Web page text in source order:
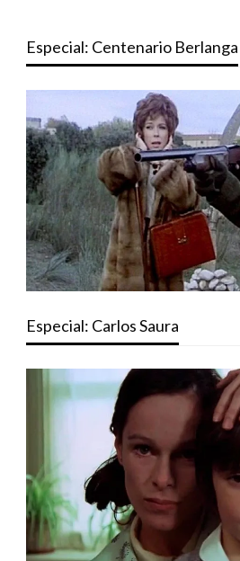
Especial: Centenario Berlanga
Especial: Carlos Saura